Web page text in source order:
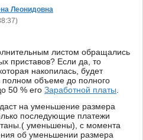
Леонидовна
)
листом обращались
приставов? Если да, то
накопилась, будет
полном объеме до полного
50 % его Заработной платы
на уменьшение размера
последующие платежи
уменьшены), с момента
об уменьшении размера